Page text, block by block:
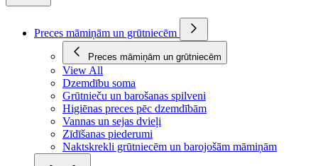
Preces māmiņām un grūtniecēm
Preces māmiņām un grūtniecēm
View All
Dzemdību soma
Grūtnieču un barošanas spilveni
Higiēnas preces pēc dzemdībām
Vannas un sejas dvieļi
Zīdīšanas piederumi
Naktskrekli grūtniecēm un barojošām māmiņām